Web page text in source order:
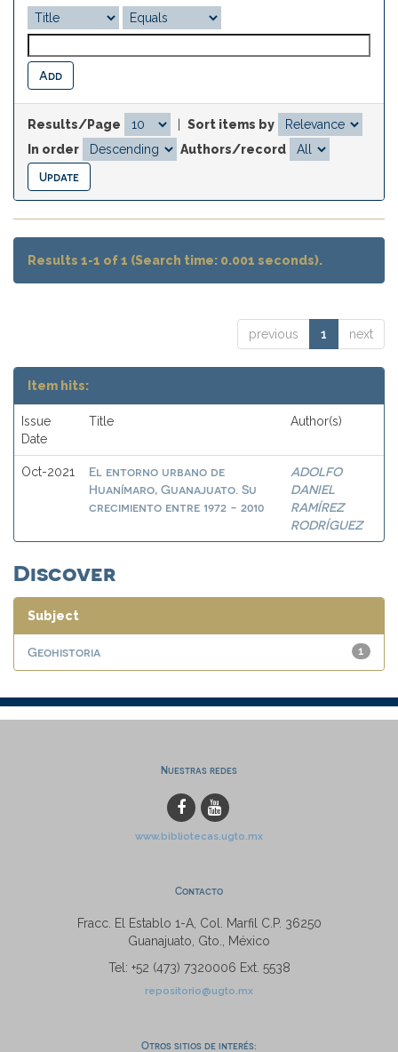
Results/Page
Sort items by
In order
Authors/record
Results 1-1 of 1 (Search time: 0.001 seconds).
previous 1 next
Item hits:
Issue
Date
Title Author(s)
Oct-2021
El entorno urbano de
Huanímaro, Guanajuato. Su
crecimiento entre 1972 - 2010
ADOLFO
DANIEL
RAMÍREZ
RODRÍGUEZ
Discover
Subject
1
Geohistoria
Nuestras redes
www.bibliotecas.ugto.mx
Contacto
Fracc. El Establo 1-A, Col. Marfil C.P. 36250
Guanajuato, Gto., México
Tel: +52 (473) 7320006 Ext. 5538
repositorio@ugto.mx
Otros sitios de interés: